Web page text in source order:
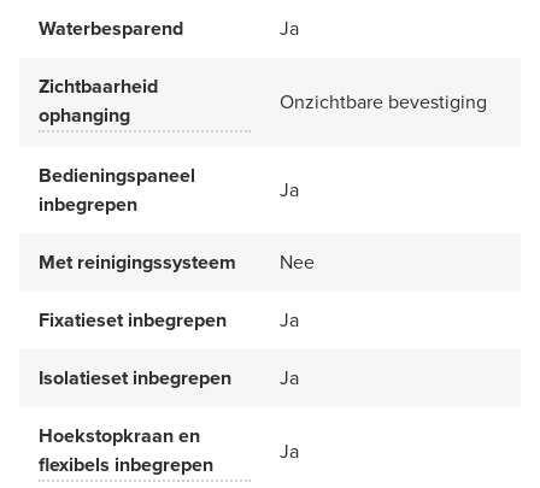
Waterbesparend
Ja
Zichtbaarheid
ophanging
Onzichtbare bevestiging
Bedieningspaneel
inbegrepen
Ja
Met reinigingssysteem Nee
Fixatieset inbegrepen Ja
Isolatieset inbegrepen Ja
Hoekstopkraan en
flexibels inbegrepen
Ja